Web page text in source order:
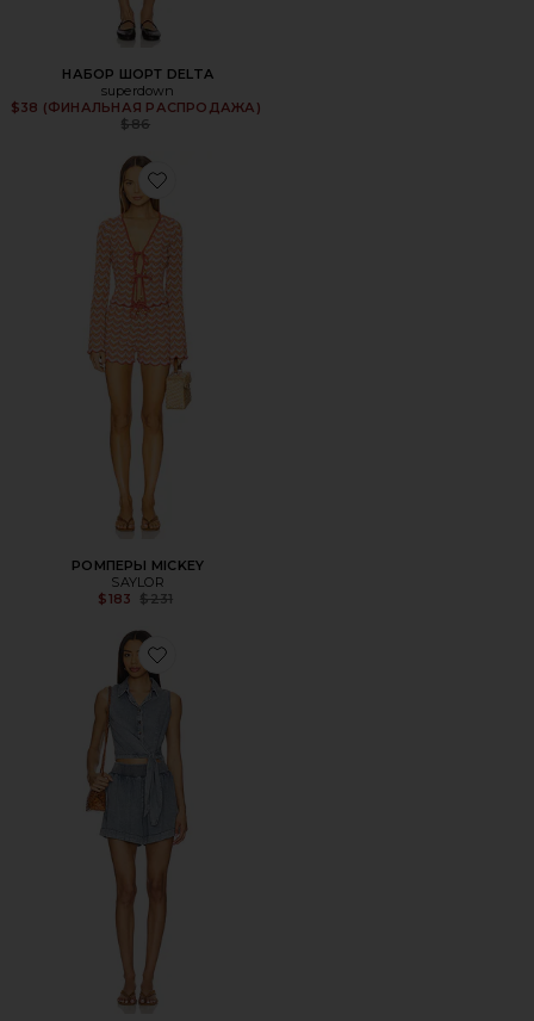
НАБОР ШОРТ DELTA
superdown
$38 (ФИНАЛЬНАЯ РАСПРОДАЖА)
Previous price:
$86
Favorite РОМПЕРЫ MICKEY
РОМПЕРЫ MICKEY
SAYLOR
$183
Previous price:
$231
Favorite КОМПЛЕКТ BELLA